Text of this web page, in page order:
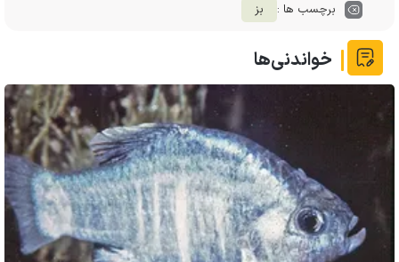
برچسب ها : بز
خواندنی‌ها